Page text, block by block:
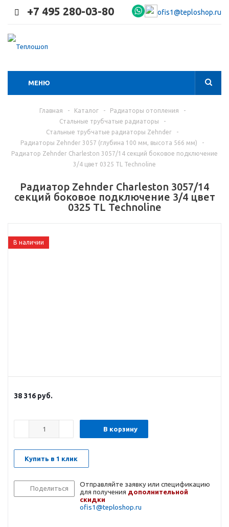
+7 495 280-03-80 ofis1@teploshop.ru
МЕНЮ
Главная - Каталог - Радиаторы отопления
-
Стальные трубчатые радиаторы
-
Стальные трубчатые радиаторы Zehnder
-
Радиаторы Zehnder 3057 (глубина 100 мм, высота 566 мм)
-
Радиатор Zehnder Charleston 3057/14 секций боковое подключение
3/4 цвет 0325 TL Technoline
Радиатор Zehnder Charleston 3057/14
секций боковое подключение 3/4 цвет
0325 TL Technoline
В наличии
38 316 руб.
В корзину
Купить в 1 клик
Поделиться
Отправляйте заявку или спецификацию
для получения дополнительной
скидки
ofis1@teploshop.ru